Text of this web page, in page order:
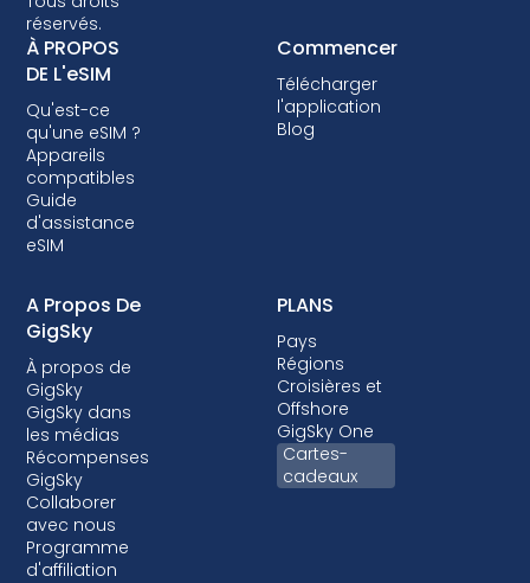
donc essentiel de vérifier la compatibilité
avant d'opter pour un plan de données eSIM.
Certains opérateurs peuvent également
verrouiller votre appareil, vous empêchant
ainsi d'utiliser les eSIM. Bien que le verrouillage
ne soit pas autorisé dans la plupart des pays,
lorsqu'il l'est, c'est presque toujours dans le
cadre d'un forfait post-payé où votre
appareil est financé.
réservés.
À PROPOS
DE L'eSIM
Qu'est-ce
qu'une eSIM ?
Appareils
compatibles
Guide
d'assistance
eSIM
Commencer
Télécharger
l'application
Blog
A Propos De
GigSky
À propos de
GigSky
GigSky dans
les médias
Récompenses
GigSky
Collaborer
avec nous
Programme
d'affiliation
PLANS
Pays
Régions
Croisières et
Offshore
GigSky One
Cartes-
cadeaux